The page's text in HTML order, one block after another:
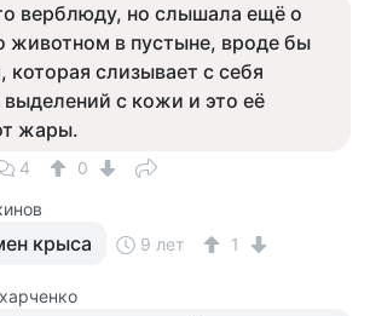
верблюду, но слышала ещё о
животном в пустыне, вроде бы
которая слизывает с себя
выделений с кожи и это её
жары.
4
0
крыса 9 лет 1